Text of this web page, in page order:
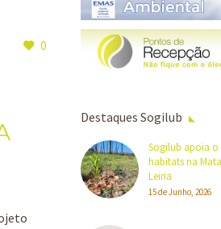
0
Destaques Sogilub
Sogilub apoia o
habitats na
Leiria
15 de Junho, 2026